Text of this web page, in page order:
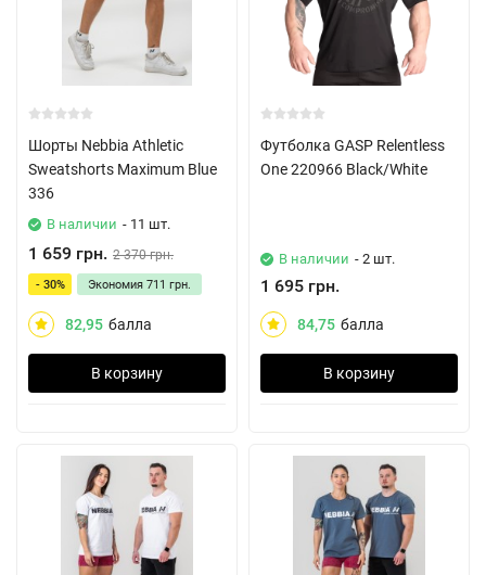
Шорты Nebbia Athletic
Sweatshorts Maximum Blue
336
В наличии - 11 шт.
1 659 грн. 2 370 грн.
- 30% Экономия 711 грн.
82,95 балла
В корзину
Футболка GASP Relentless
One 220966 Black/White
В наличии - 2 шт.
1 695 грн.
84,75 балла
В корзину